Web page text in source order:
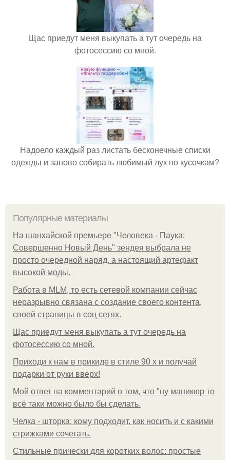
Щас приедут меня выкупать а тут очередь на
фотосессию со мной.
Надоело каждый раз листать бесконечные списки
одежды и заново собирать любимый лук по кусочкам?
Популярные материалы
На шанхайской премьере "Человека - Паука:
Совершенно Новый День" зендея выбрала не
просто очередной наряд, а настоящий артефакт
высокой моды.
Работа в MLM, то есть сетевой компании сейчас
неразрывно связана с создание своего контента,
своей страницы в соц сетях.
Щас приедут меня выкупать а тут очередь на
фотосессию со мной.
Приходи к нам в прикиде в стиле 90 х и получай
подарки от руки вверх!
Мой ответ на комментарий о том, что "ну маникюр то
всё таки можно было бы сделать.
Челка - шторка: кому подходит, как носить и с какими
стрижками сочетать.
Стильные прически для коротких волос: простые